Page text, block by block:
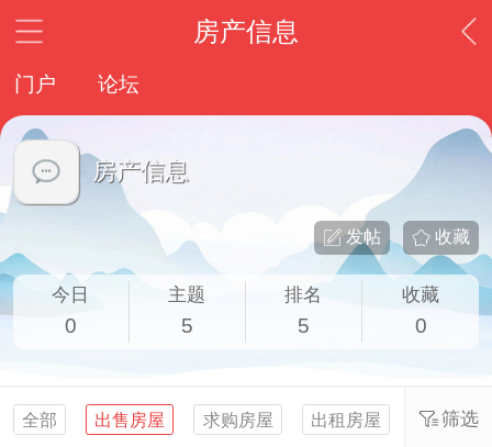
房产信息
门户 论坛
房产信息
收藏
发帖
今日
0
主题
5
排名
5
收藏
0
全部 出售房屋 求购房屋 出租房屋 求租房屋
筛选